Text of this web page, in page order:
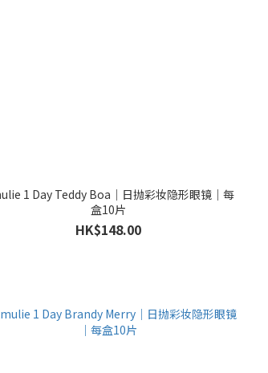
1 Day Teddy Boa｜日抛彩妆隐形眼镜｜每
盒10片
HK$148.00